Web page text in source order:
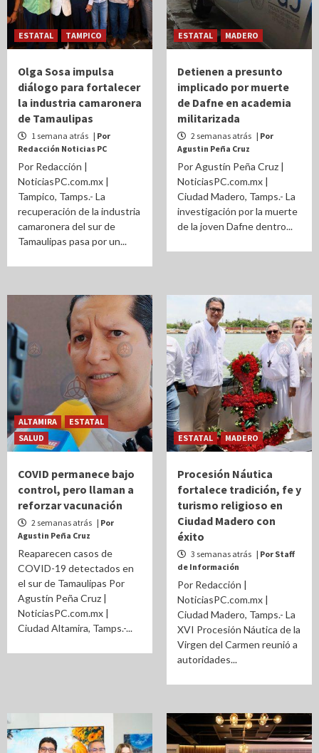
ESTATAL TAMPICO
Olga Sosa impulsa
diálogo para fortalecer
la industria camaronera
de Tamaulipas
1 semana atrás | Por
Redacción Noticias PC
Por Redacción |
NoticiasPC.com.mx |
Tampico, Tamps.- La
recuperación de la industria
camaronera del sur de
Tamaulipas pasa por un...
ESTATAL MADERO
Detienen a presunto
implicado por muerte
de Dafne en academia
militarizada
2 semanas atrás | Por
Agustin Peña Cruz
Por Agustín Peña Cruz |
NoticiasPC.com.mx |
Ciudad Madero, Tamps.- La
investigación por la muerte
de la joven Dafne dentro...
ALTAMIRA
ESTATAL
SALUD
COVID permanece bajo
control, pero llaman a
reforzar vacunación
2 semanas atrás | Por
Agustin Peña Cruz
Reaparecen casos de
COVID-19 detectados en
el sur de Tamaulipas Por
Agustín Peña Cruz |
NoticiasPC.com.mx |
Ciudad Altamira, Tamps.-...
ESTATAL MADERO
Procesión Náutica
fortalece tradición, fe y
turismo religioso en
Ciudad Madero con
éxito
3 semanas atrás | Por Staff
de Información
Por Redacción |
NoticiasPC.com.mx |
Ciudad Madero, Tamps.- La
XVI Procesión Náutica de la
Virgen del Carmen reunió a
autoridades...